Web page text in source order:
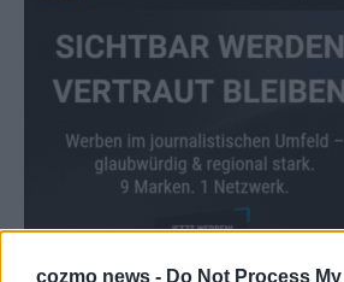
cozmo news - Do Not Process